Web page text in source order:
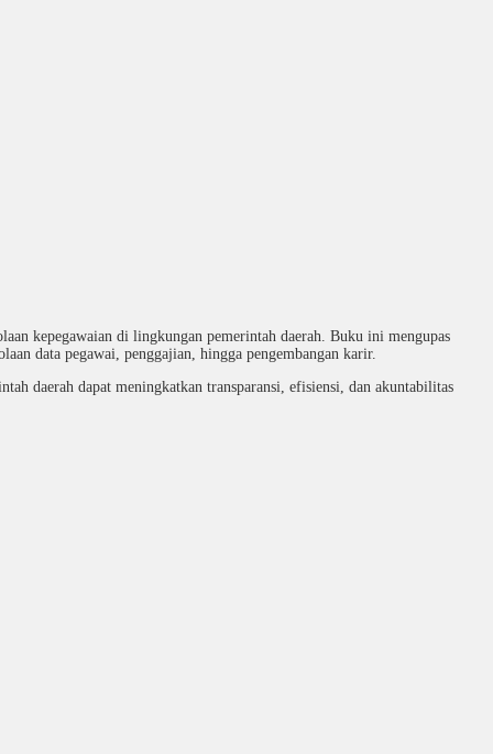
kepegawaian di lingkungan pemerintah daerah. Buku ini mengupas
data pegawai, penggajian, hingga pengembangan karir.
daerah dapat meningkatkan transparansi, efisiensi, dan akuntabilitas